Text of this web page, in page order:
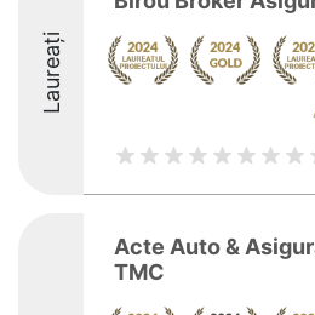
Laureați
Acte Auto &
TMC